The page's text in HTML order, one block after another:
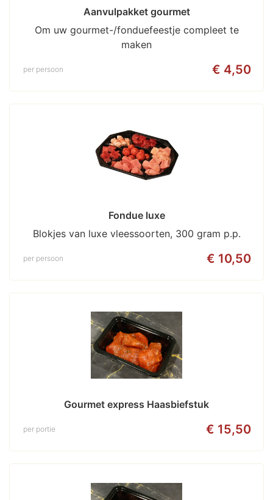
Aanvulpakket gourmet
Om uw gourmet-/fonduefeestje compleet te
maken
€ 4,50
per persoon
Fondue luxe
Blokjes van luxe vleessoorten, 300 gram p.p.
€ 10,50
per persoon
Gourmet express Haasbiefstuk
€ 15,50
per portie